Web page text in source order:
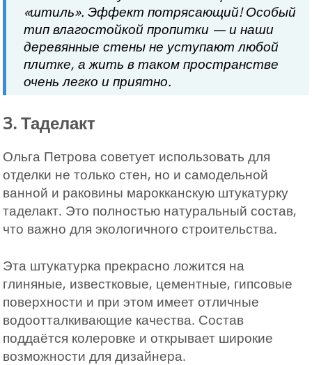
«штиль». Эффект потрясающий! Особый
тип влагостойкой пропитки — и наши
деревянные стены не уступают любой
плитке, а жить в таком пространстве
очень легко и приятно.
3. Таделакт
Ольга Петрова советует использовать для
отделки не только стен, но и самодельной
ванной и раковины марокканскую штукатурку
таделакт. Это полностью натуральный состав,
что важно для экологичного строительства.
Эта штукатурка прекрасно ложится на
глиняные, известковые, цементные, гипсовые
поверхности и при этом имеет отличные
водоотталкивающие качества. Состав
поддаётся колеровке и открывает широкие
возможности для дизайнера.